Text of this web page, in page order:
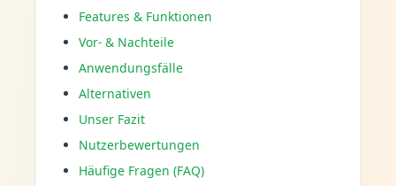
Features & Funktionen
Vor- & Nachteile
Anwendungsfälle
Alternativen
Unser Fazit
Nutzerbewertungen
Häufige Fragen (FAQ)